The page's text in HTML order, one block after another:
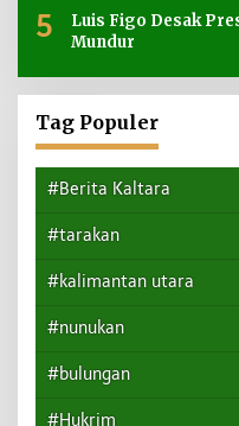
5
Luis Figo Desak
Mundur
Tag Populer
#Berita Kaltara
#tarakan
#kalimantan utara
#nunukan
#bulungan
#Hukrim